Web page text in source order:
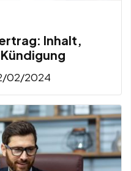
Inhalt,
02/2024